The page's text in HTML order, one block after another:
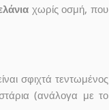
χωρίς οσμή, που
σφιχτά τεντωμένος
(ανάλογα με το